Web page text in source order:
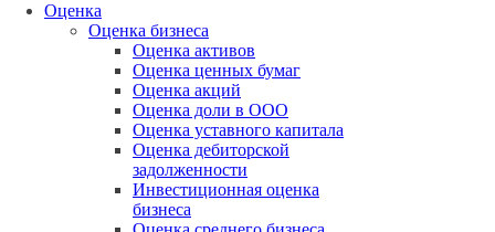
Оценка
Оценка бизнеса
Оценка активов
Оценка ценных бумаг
Оценка акций
Оценка доли в ООО
Оценка уставного капитала
Оценка дебиторской
задолженности
Инвестиционная оценка
бизнеса